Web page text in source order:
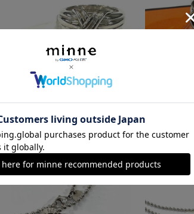
49,800円
残り1点